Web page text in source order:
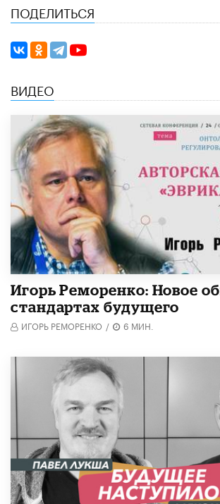
ПОДЕЛИТЬСЯ
ВИДЕО
Игорь Реморенко: Новое
стандартах будущего
ИГОРЬ РЕМОРЕНКО / 6 МИН.